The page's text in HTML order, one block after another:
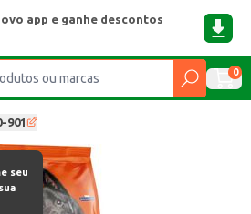
app e ganhe descontos
0
901
seu